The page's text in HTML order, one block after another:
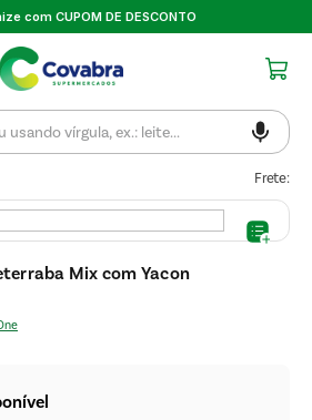
com CUPOM DE DESCONTO
Frete:
Mix com Yacon